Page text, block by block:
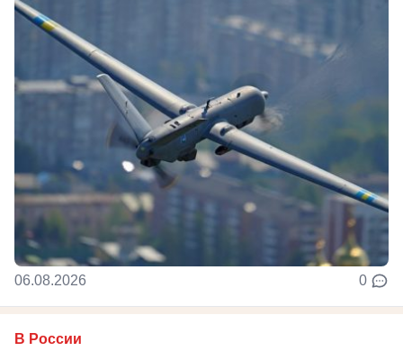
06.08.2026 0
В России